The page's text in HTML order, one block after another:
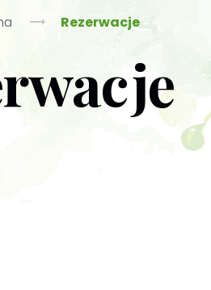
dla osób dorosłych
EN)
Rezerwacje